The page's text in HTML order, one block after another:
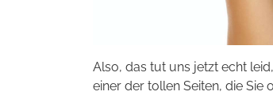
Also, das tut uns jetzt echt
einer der tollen Seiten, die Sie